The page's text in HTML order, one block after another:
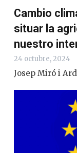
Cambio
situar la
nuestro
24 octubre, 2024
Josep Miró i